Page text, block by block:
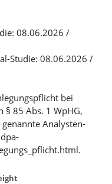
08.06.2026 /
Studie: 08.06.2026 /
bei
§ 85 Abs. 1 WpHG,
Analysten-